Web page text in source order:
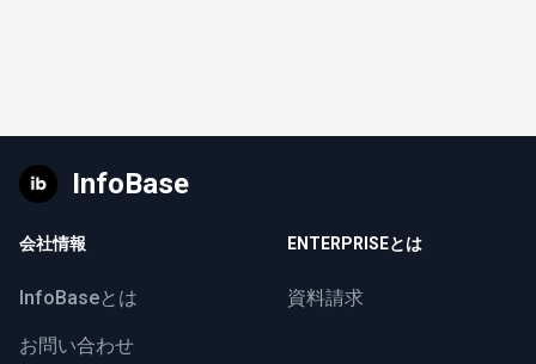
InfoBase
会社情報
InfoBaseとは
お問い合わせ
ENTERPRISEとは
資料請求